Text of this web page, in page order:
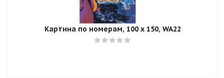
Картина по номерам, 100 x 150, WA22